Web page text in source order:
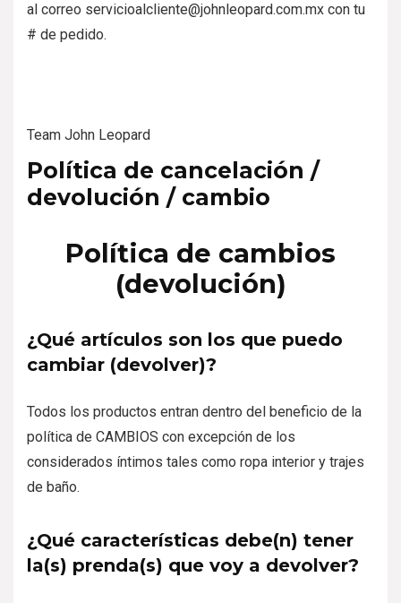
al correo servicioalcliente@johnleopard.com.mx con tu
# de pedido.
Team John Leopard
Política de cancelación /
devolución / cambio
Política de cambios
(devolución)
¿Qué artículos son los que puedo
cambiar (devolver)?
Todos los productos entran dentro del beneficio de la
política de CAMBIOS con excepción de los
considerados íntimos tales como ropa interior y trajes
de baño.
¿Qué características debe(n) tener
la(s) prenda(s) que voy a devolver?